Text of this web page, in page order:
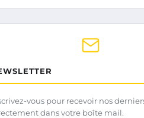
vous pour recevoir nos
dans votre boîte mail.